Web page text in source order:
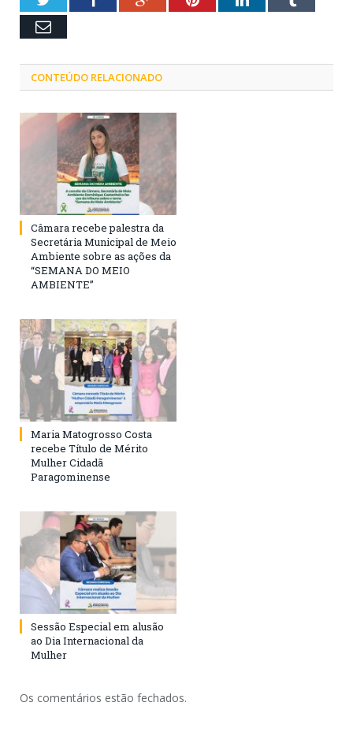
Email
CONTEÚDO RELACIONADO
Câmara recebe palestra da
Secretária Municipal de Meio
Ambiente sobre as ações da
“SEMANA DO MEIO
AMBIENTE”
Maria Matogrosso Costa
recebe Título de Mérito
Mulher Cidadã
Paragominense
Sessão Especial em alusão
ao Dia Internacional da
Mulher
Os comentários estão fechados.